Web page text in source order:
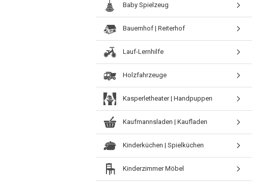
Baby Spielzeug
Bauernhof | Reiterhof
Lauf-Lernhilfe
Holzfahrzeuge
Kasperletheater | Handpuppen
Kaufmannsladen | Kaufladen
Kinderküchen | Spielküchen
Kinderzimmer Möbel